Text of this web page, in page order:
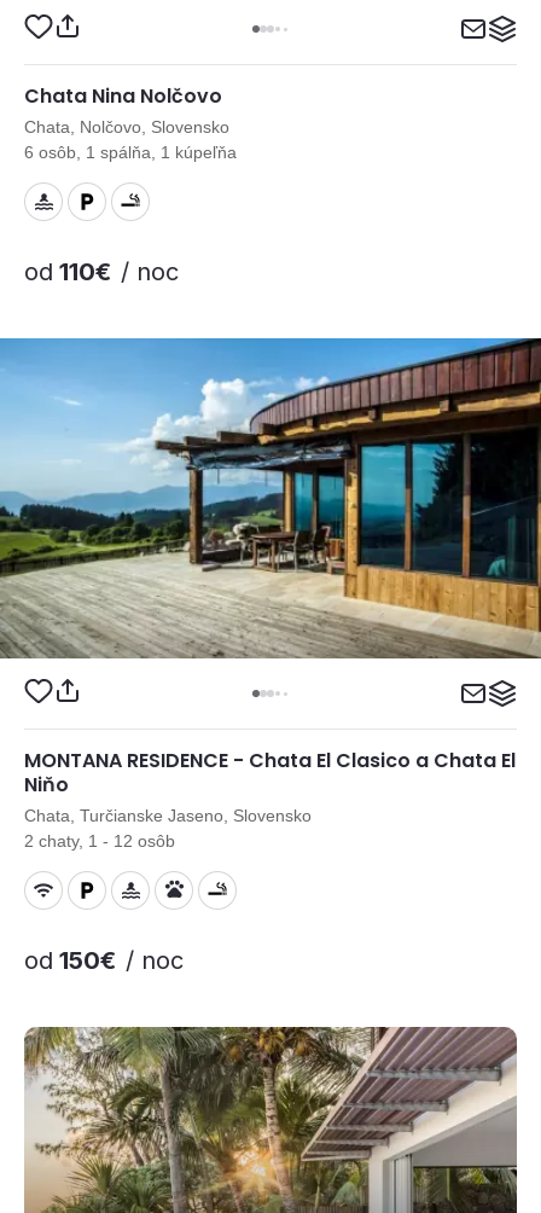
Chata Nina Nolčovo
Chata, Nolčovo, Slovensko
6 osôb, 1 spálňa, 1 kúpeľňa
od 110€ / noc
MONTANA RESIDENCE - Chata El Clasico a Chata El
Niňo
Chata, Turčianske Jaseno, Slovensko
2 chaty, 1 - 12 osôb
od 150€ / noc